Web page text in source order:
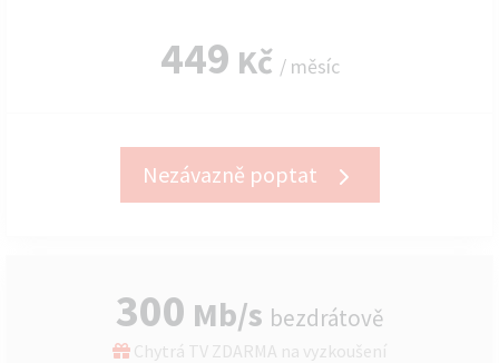
449 Kč / měsíc
Nezávazně poptat
300 Mb/s bezdrátově
Chytrá TV ZDARMA na vyzkoušení